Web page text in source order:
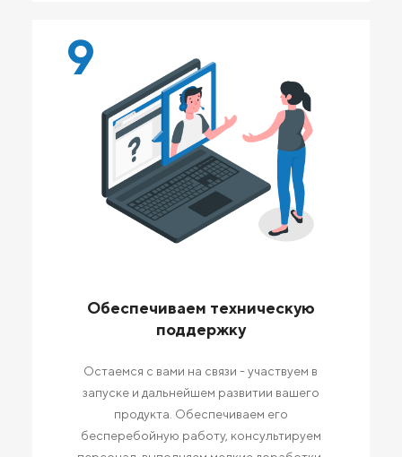
9
Обеспечиваем техническую
поддержку
Остаемся с вами на связи - участвуем в
запуске и дальнейшем развитии вашего
продукта. Обеспечиваем его
бесперебойную работу, консультируем